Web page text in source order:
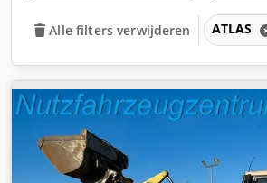
Alle filters verwijderen ATLAS